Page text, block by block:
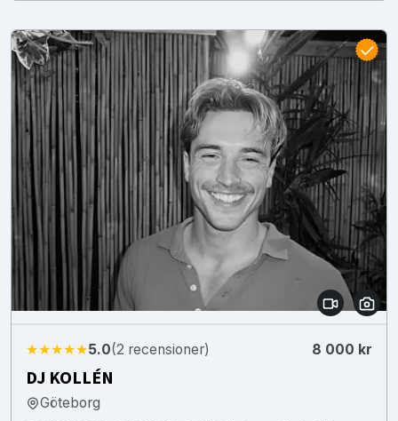
★★★★★5.0(2 recensioner) 8 000 kr
DJ KOLLÉN
Göteborg